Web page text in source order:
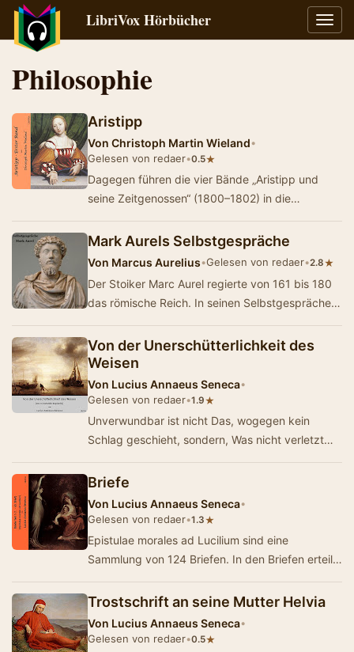
LibriVox Hörbücher
Philosophie
Aristipp
Von Christoph Martin Wieland•
Gelesen von redaer•0.5★
Dagegen führen die vier Bände „Aristipp und
seine Zeitgenossen“ (1800–1802) in die
Mark Aurels Selbstgespräche
Von Marcus Aurelius•Gelesen von redaer•2.8★
Der Stoiker Marc Aurel regierte von 161 bis 180
das römische Reich. In seinen Selbstgesprächen
Von der Unerschütterlichkeit des
Weisen
Von Lucius Annaeus Seneca•
Gelesen von redaer•1.9★
Unverwundbar ist nicht Das, wogegen kein
Schlag geschieht, sondern, Was nicht verletzt
Briefe
Von Lucius Annaeus Seneca•
Gelesen von redaer•1.3★
Epistulae morales ad Lucilium sind eine
Sammlung von 124 Briefen. In den Briefen erteilt
lange…
Trostschrift an seine Mutter Helvia
Von Lucius Annaeus Seneca•
Gelesen von redaer•0.5★